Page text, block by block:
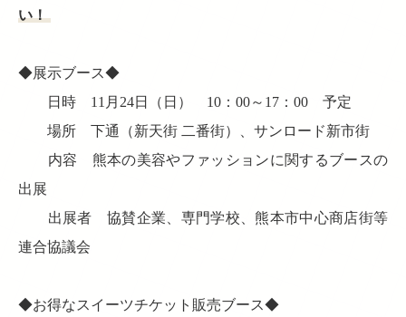
い！
◆展示ブース◆
日時 11月24日（日） 10：00～17：00 予定
場所 下通（新天街 二番街）、サンロード新市街
内容 熊本の美容やファッションに関するブースの
出展
出展者 協賛企業、専門学校、熊本市中心商店街等
連合協議会
◆お得なスイーツチケット販売ブース◆